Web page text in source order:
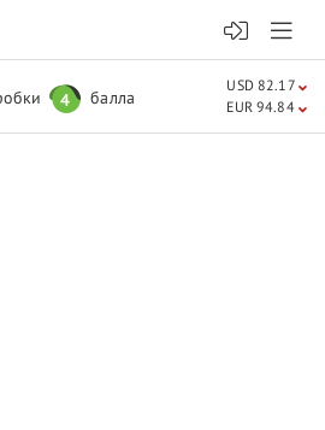
4 балла
USD 82.17
EUR 94.84